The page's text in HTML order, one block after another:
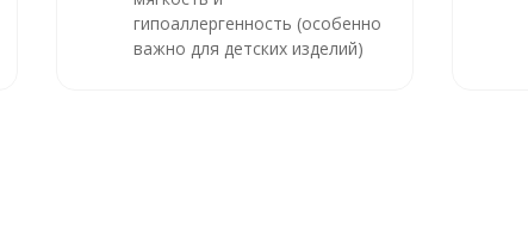
гипоаллергенность (особенно
важно для детских изделий)